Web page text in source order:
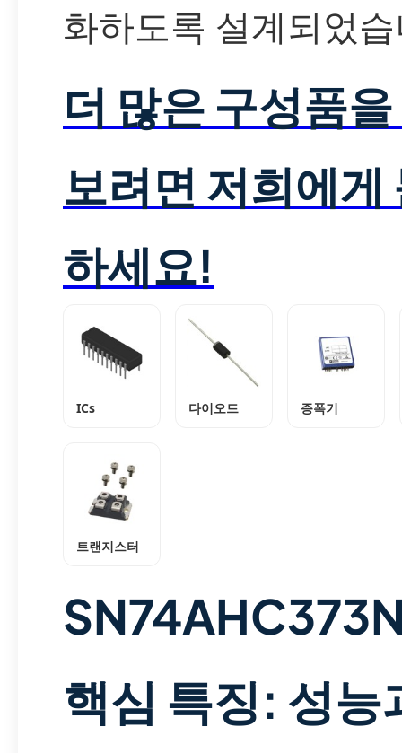
화하도록 설계되었
더 많은 구성품
보려면 저희에게
하세요!
ICs 다이오드 증폭기
트랜지스터
핵심 특징: 성능